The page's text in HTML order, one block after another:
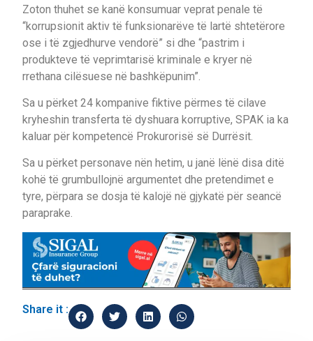
Zoton thuhet se kanë konsumuar veprat penale të
“korrupsionit aktiv të funksionarëve të lartë shtetërore
ose i të zgjedhurve vendorë” si dhe “pastrim i
produkteve të veprimtarisë kriminale e kryer në
rrethana cilësuese në bashkëpunim”.
Sa u përket 24 kompanive fiktive përmes të cilave
kryheshin transferta të dyshuara korruptive, SPAK ia ka
kaluar për kompetencë Prokurorisë së Durrësit.
Sa u përket personave nën hetim, u janë lënë disa ditë
kohë të grumbullojnë argumentet dhe pretendimet e
tyre, përpara se dosja të kalojë në gjykatë për seancë
paraprake.
Share it :